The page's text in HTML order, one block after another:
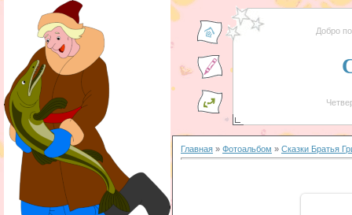
Добро
Главная » Фотоальбом » Сказки Братья